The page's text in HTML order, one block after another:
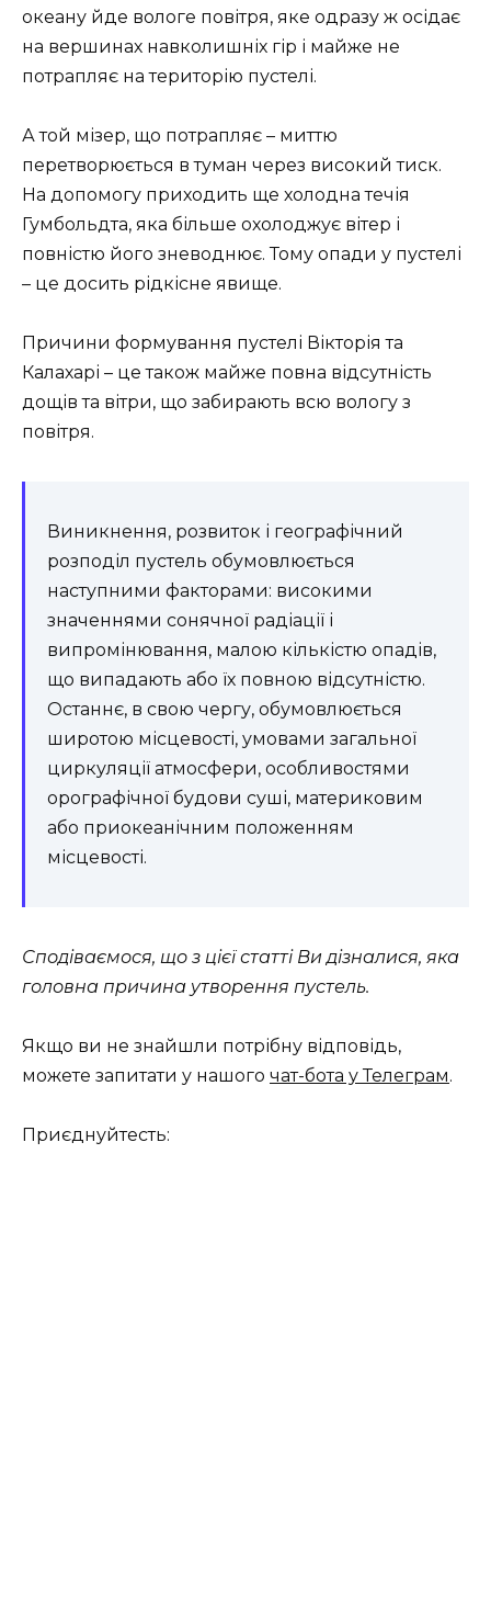
океану йде вологе повітря, яке одразу ж осідає
на вершинах навколишніх гір і майже не
потрапляє на територію пустелі.
А той мізер, що потрапляє – миттю
перетворюється в туман через високий тиск.
На допомогу приходить ще холодна течія
Гумбольдта, яка більше охолоджує вітер і
повністю його зневоднює. Тому опади у пустелі
– це досить рідкісне явище.
Причини формування пустелі Вікторія та
Калахарі – це також майже повна відсутність
дощів та вітри, що забирають всю вологу з
повітря.
Виникнення, розвиток і географічний
розподіл пустель обумовлюється
наступними факторами: високими
значеннями сонячної радіації і
випромінювання, малою кількістю опадів,
що випадають або їх повною відсутністю.
Останнє, в свою чергу, обумовлюється
широтою місцевості, умовами загальної
циркуляції атмосфери, особливостями
орографічної будови суші, материковим
або приокеанічним положенням
місцевості.
Сподіваємося, що з цієї статті Ви дізналися, яка
головна причина утворення пустель.
Якщо ви не знайшли потрібну відповідь,
можете запитати у нашого чат-бота у Телеграм.
Приєднуйтесть: